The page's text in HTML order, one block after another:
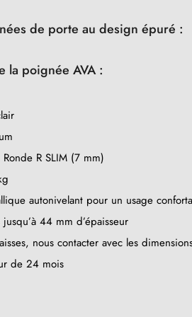
de porte au design épuré :
la poignée AVA :
Ronde R SLIM (7 mm)
autonivelant pour un usage
44 mm d’épaisseur
nous contacter avec les
de 24 mois